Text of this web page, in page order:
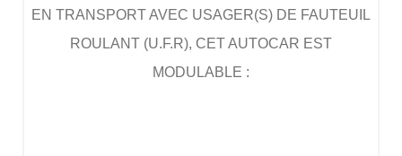
EN TRANSPORT AVEC USAGER(S) DE FAUTEUIL
ROULANT (U.F.R), CET AUTOCAR EST
MODULABLE :